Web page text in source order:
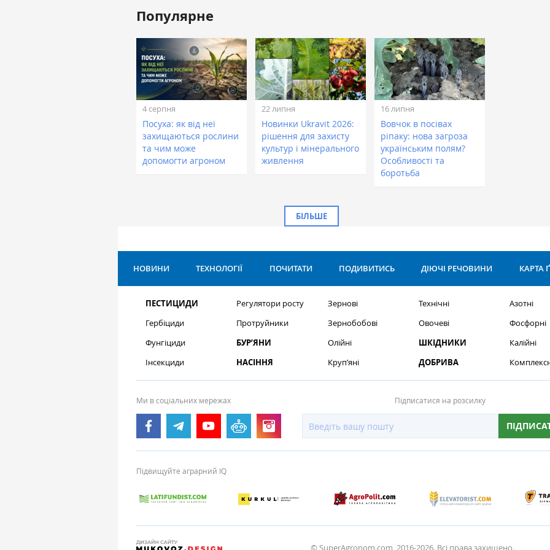
Популярне
4 серпня
Посуха: як від неї
захищаються рослини
та чим може
допомогти агроном
22 липня
Новинки Ukravit 2026:
рішення для захисту
культур і мінерального
живлення
16 липня
Вовчок в посівах
ріпаку: нова загроза
українським полям?
Особливості та
боротьба
БІЛЬШЕ
НОВИНИ ТЕХНОЛОГІЇ ПОЧИТАТИ ПОДИВИТИСЬ ДІЮЧІ РЕЧОВИНИ КАРТА
ПЕСТИЦИДИ
Гербіциди
Фунгіциди
Інсекциди
Регулятори росту
Протруйники
БУР’ЯНИ
НАСІННЯ
Зернові
Зернобобові
Олійні
Круп’яні
Технічні
Овочеві
ШКІДНИКИ
ДОБРИВА
Азотні
Фосфорні
Калійні
Ми в соціальних мережах Підписатися на розсилку
Підвищуйте аграрний IQ
© SuperAgronom.com, 2016-2026. Всі права захищено.